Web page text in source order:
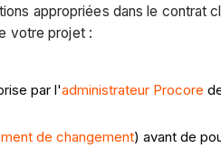
appropriées dans le contrat
votre projet :
par l'administrateur Procore
de changement) avant de